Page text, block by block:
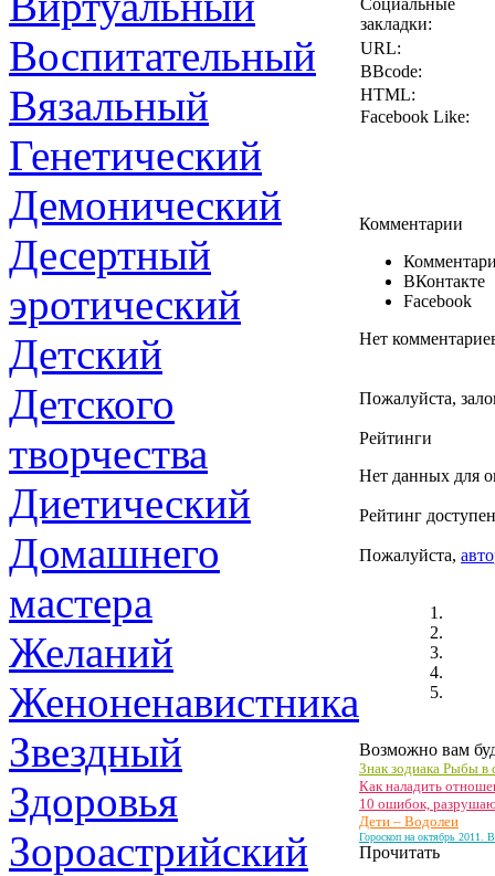
Воспитательный
Вязальный
Генетический
Демонический
Десертный
эротический
Детский
Детского
творчества
Диетический
Домашнего
мастера
Желаний
Женоненавистника
Звездный
Здоровья
Зороастрийский
Социальные
закладки:
URL:
BBcode:
HTML:
Facebook Like:
Комментарии
ВКонтакте
Facebook
Нет
Пожалуйста,
Рейтинги
Нет данных для
Рейтинг
Пожалуйста,
Возможно вам
Знак зодиака Рыбы в
Как наладить
10 ошибок,
Дети – Водолеи
Гороскоп на октябрь 2011.
Прочитать